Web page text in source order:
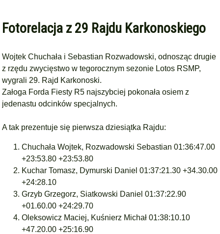
Fotorelacja z 29 Rajdu Karkonoskiego
Wojtek Chuchała i Sebastian Rozwadowski, odnosząc drugie
z rzędu zwycięstwo w tegorocznym sezonie Lotos RSMP,
wygrali 29. Rajd Karkonoski.
Załoga Forda Fiesty R5 najszybciej pokonała osiem z
jedenastu odcinków specjalnych.
A tak prezentuje się pierwsza dziesiątka Rajdu:
Chuchała Wojtek, Rozwadowski Sebastian 01:36:47.00
+23:53.80 +23:53.80
Kuchar Tomasz, Dymurski Daniel 01:37:21.30 +34.30.00
+24:28.10
Grzyb Grzegorz, Siatkowski Daniel 01:37:22.90
+01.60.00 +24:29.70
Oleksowicz Maciej, Kuśnierz Michał 01:38:10.10
+47.20.00 +25:16.90